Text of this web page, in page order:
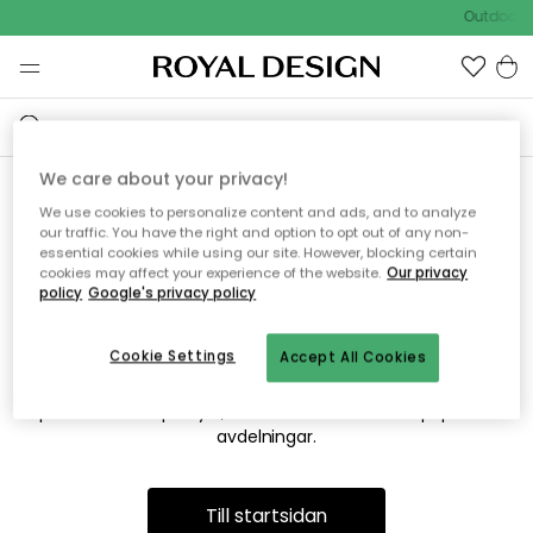
Outdoor
Vi hittar tyvärr inte sidan du
söker
Detta kan bero på att sidan inte längre finns eller att den har
flyttats. Vi ber om ursäkt för besväret. I menyn ovan kan du
avdelningar.
Till startsidan
We care about your privacy!
We use cookies to personalize content and ads, and to analyze
our traffic. You have the right and option to opt out of any non-
essential cookies while using our site. However, blocking certain
cookies may affect your experience of the website. Our privacy
policy Google's privacy policy
Accept All Cookies
Cookie Settings